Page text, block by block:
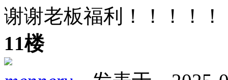
谢谢老板福利！！！！！
11楼